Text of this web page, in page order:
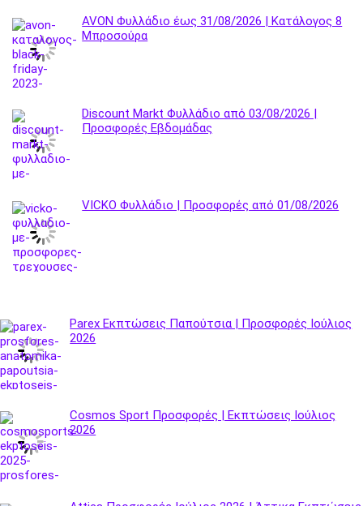
AVON Φυλλάδιο έως 31/08/2026 | Κατάλογος 8
Μπροσούρα
Discount Markt Φυλλάδιο από 03/08/2026 |
Προσφορές Εβδομάδας
VICKO Φυλλάδιο | Προσφορές από 01/08/2026
Parex Εκπτώσεις Παπούτσια | Προσφορές Ιούλιος
2026
Cosmos Sport Προσφορές | Εκπτώσεις Ιούλιος
2026